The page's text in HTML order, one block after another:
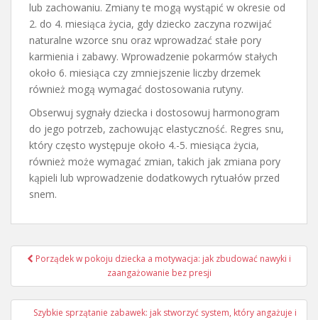
lub zachowaniu. Zmiany te mogą wystąpić w okresie od
2. do 4. miesiąca życia, gdy dziecko zaczyna rozwijać
naturalne wzorce snu oraz wprowadzać stałe pory
karmienia i zabawy. Wprowadzenie pokarmów stałych
około 6. miesiąca czy zmniejszenie liczby drzemek
również mogą wymagać dostosowania rutyny.
Obserwuj sygnały dziecka i dostosowuj harmonogram
do jego potrzeb, zachowując elastyczność. Regres snu,
który często występuje około 4.-5. miesiąca życia,
również może wymagać zmian, takich jak zmiana pory
kąpieli lub wprowadzenie dodatkowych rytuałów przed
snem.
Nawigacja
Porządek w pokoju dziecka a motywacja: jak zbudować nawyki i
zaangażowanie bez presji
Szybkie sprzątanie zabawek: jak stworzyć system, który angażuje i